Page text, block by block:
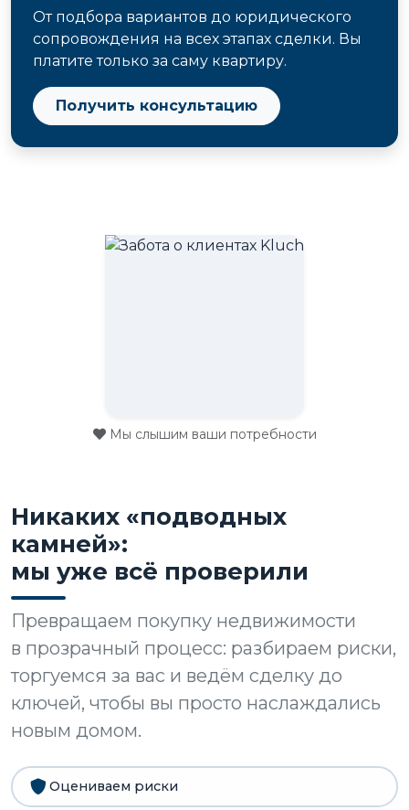
От подбора вариантов до юридического
сопровождения на всех этапах сделки. Вы
платите только за саму квартиру.
Получить консультацию
Мы слышим ваши потребности
Никаких «подводных
камней»:
мы уже всё проверили
Превращаем покупку недвижимости
в прозрачный процесс: разбираем риски,
торгуемся за вас и ведём сделку до
ключей, чтобы вы просто наслаждались
новым домом.
Оцениваем риски